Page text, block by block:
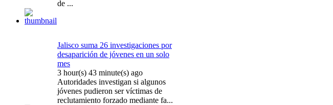
de ...
Jalisco suma 26 investigaciones por
desaparición de jóvenes en un solo
mes
3 hour(s) 43 minute(s) ago
Autoridades investigan si algunos
jóvenes pudieron ser víctimas de
reclutamiento forzado mediante fa...